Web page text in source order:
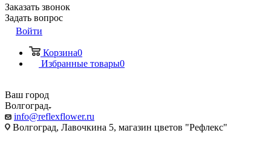
Заказать звонок
Задать вопрос
Войти
Корзина0
Избранные товары0
Ваш город
Волгоград
info@reflexflower.ru
Волгоград, Лавочкина 5, магазин цветов "Рефлекс"